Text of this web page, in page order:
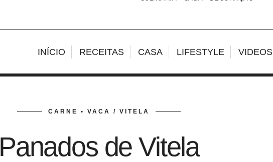
INÍCIO RECEITAS CASA LIFESTYLE VIDEOS
CARNE • VACA / VITELA
Panados de Vitela